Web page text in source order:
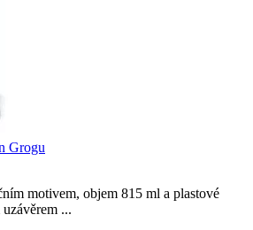
Grogu
motivem, objem 815 ml a plastové
...